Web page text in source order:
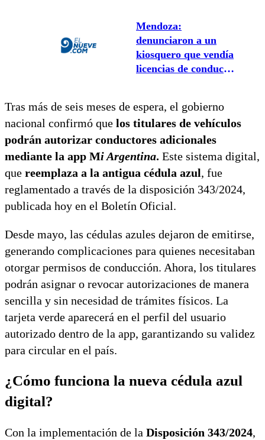
Mendoza:
denunciaron a un
kiosquero que vendía
licencias de conducir
Tras más de seis meses de espera, el gobierno
nacional confirmó que los titulares de vehículos
podrán autorizar conductores adicionales
mediante la app Mi Argentina. Este sistema digital,
que reemplaza a la antigua cédula azul, fue
reglamentado a través de la disposición 343/2024,
publicada hoy en el Boletín Oficial.
Desde mayo, las cédulas azules dejaron de emitirse,
generando complicaciones para quienes necesitaban
otorgar permisos de conducción. Ahora, los titulares
podrán asignar o revocar autorizaciones de manera
sencilla y sin necesidad de trámites físicos. La
tarjeta verde aparecerá en el perfil del usuario
autorizado dentro de la app, garantizando su validez
para circular en el país.
¿Cómo funciona la nueva cédula azul
digital?
Con la implementación de la Disposición 343/2024,